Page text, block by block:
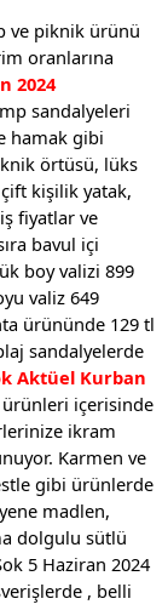
ve piknik ürünü
oranlarına
2024
sandalyeleri
hamak gibi
örtüsü, lüks
kişilik yatak,
fiyatlar ve
bavul içi
boy valizi 899
valiz 649
ürününde 129 tl
sandalyelerde
Aktüel Kurban
ürünleri içerisinde
ikram
Karmen ve
gibi ürünlerde
madlen,
dolgulu sütlü
5 Haziran 2024
, belli